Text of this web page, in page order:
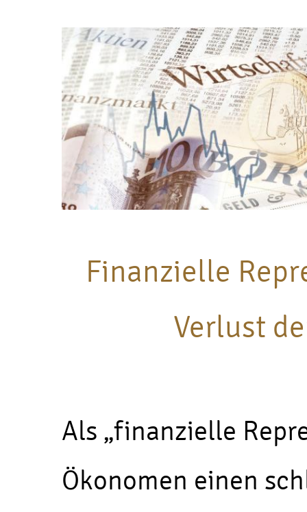
Finanzielle
Verlust
Als „finanzielle
Ökonomen einen